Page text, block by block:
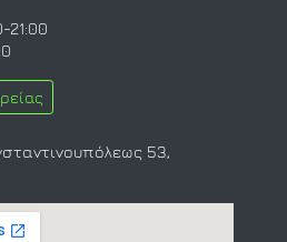
21:00
53,